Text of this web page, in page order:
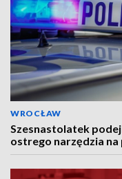
WROCŁAW
Szesnastolatek
ostrego narzędzia